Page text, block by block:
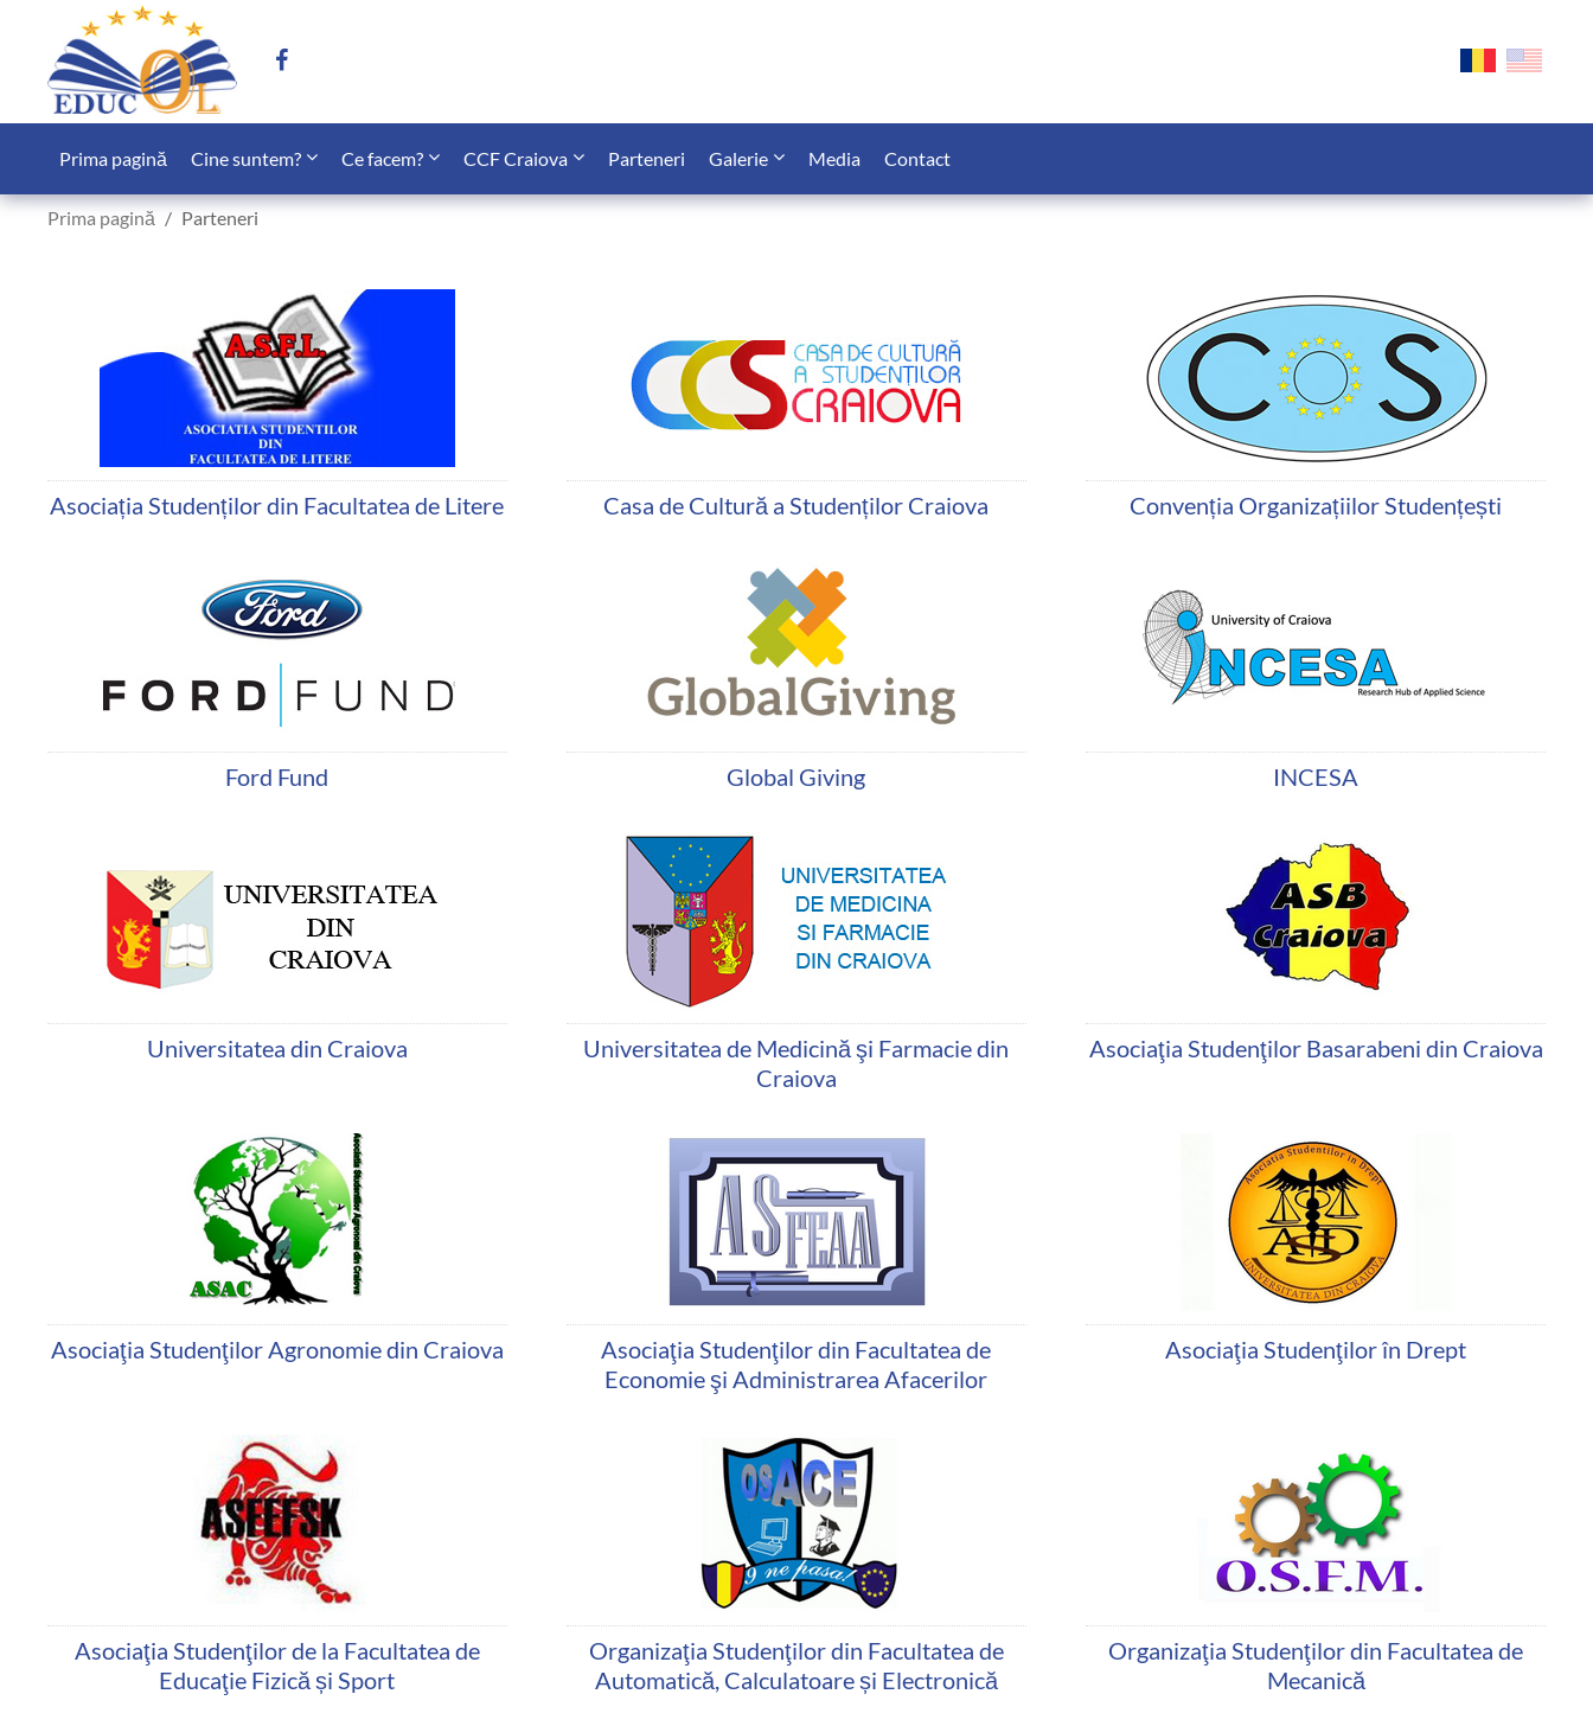
Prima pagină Cine suntem? Ce facem? CCF Craiova Parteneri Galerie Media Contact
Prima pagină Parteneri
Asociația Studenților din Facultatea de Litere Casa de Cultură a Studenților Craiova Convenția Organizațiilor Studențești
Ford Fund Global Giving INCESA
Universitatea din Craiova
Universitatea de Medicină şi Farmacie din
Craiova
Asociaţia Studenţilor Basarabeni din Craiova
Asociaţia Studenţilor Agronomie din Craiova
Asociaţia Studenţilor din Facultatea de
Economie şi Administrarea Afacerilor
Asociaţia Studenţilor în Drept
Asociaţia Studenţilor de la Facultatea de
Educaţie Fizică și Sport
Organizaţia Studenţilor din Facultatea de
Automatică, Calculatoare și Electronică
Organizaţia Studenţilor din Facultatea de
Mecanică